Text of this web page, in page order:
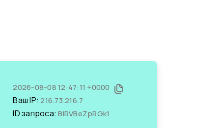
2026-08-08 12:47:11 +0000
Ваш IP:216.73.216.7
ID запроса:BlRVBeZpRGk1